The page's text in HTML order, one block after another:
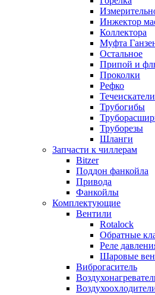
Инжектор
Коллектора
Муфта
Остальное
Припой и
Проколки
Рефко
Течеискатели
Трубогибы
Труборезы
Шланги
Запчасти к чиллерам
Bitzer
Поддон фанкойла
Привода
Фанкойлы
Комплектующие
Вентили
Rotalock
Обратные
Реле
Шаровые
Виброгаситель